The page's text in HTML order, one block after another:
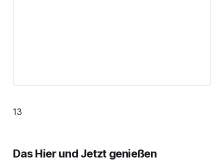
13
Das Hier und Jetzt genießen